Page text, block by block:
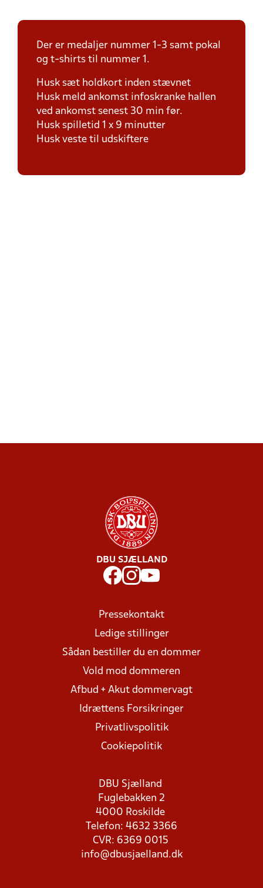
Der er medaljer nummer 1-3 samt pokal
og t-shirts til nummer 1.
Husk sæt holdkort inden stævnet
Husk meld ankomst infoskranke hallen
ved ankomst senest 30 min før.
Husk spilletid 1 x 9 minutter
Husk veste til udskiftere
DBU SJÆLLAND
Pressekontakt
Ledige stillinger
Sådan bestiller du en dommer
Vold mod dommeren
Afbud + Akut dommervagt
Idrættens Forsikringer
Privatlivspolitik
Cookiepolitik
DBU Sjælland
Fuglebakken 2
4000 Roskilde
Telefon: 4632 3366
CVR: 6369 0015
info@dbusjaelland.dk